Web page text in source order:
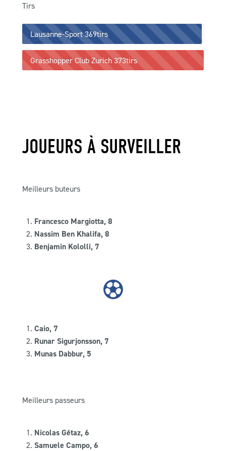
Tirs
Lausanne-Sport369tirs
Grasshopper Club Zurich373tirs
JOUEURS À SURVEILLER
Meilleurs buteurs
Francesco Margiotta, 8
Nassim Ben Khalifa, 8
Benjamin Kololli, 7
Caio, 7
Runar Sigurjonsson, 7
Munas Dabbur, 5
Meilleurs passeurs
Nicolas Gétaz, 6
Samuele Campo, 6